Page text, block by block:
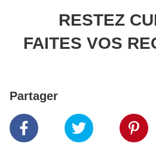
RESTEZ
FAITES VOS
Partager